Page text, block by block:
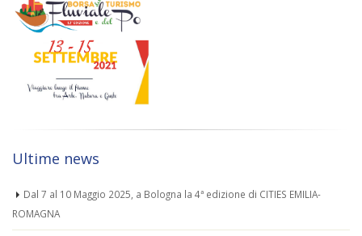
Ultime news
Dal 7 al 10 Maggio 2025, a Bologna la 4ª edizione di CITIES EMILIA-
ROMAGNA